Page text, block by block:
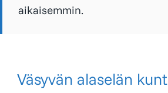
aikaisemmin.
Väsyvän alaselän